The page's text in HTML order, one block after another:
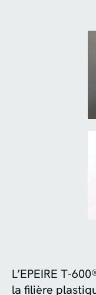
L’EPEIRE T-
la filière